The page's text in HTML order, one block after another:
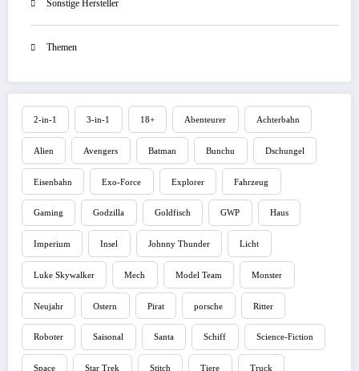
Sonstige Hersteller
Themen
2-in-1 3-in-1 18+ Abenteurer Achterbahn
Alien Avengers Batman Bunchu Dschungel
Eisenbahn Exo-Force Explorer Fahrzeug
Gaming Godzilla Goldfisch GWP Haus
Imperium Insel Johnny Thunder Licht
Luke Skywalker Mech Model Team Monster
Neujahr Ostern Pirat porsche Ritter
Roboter Saisonal Santa Schiff Science-Fiction
Space Star Trek Stitch Tiere Truck